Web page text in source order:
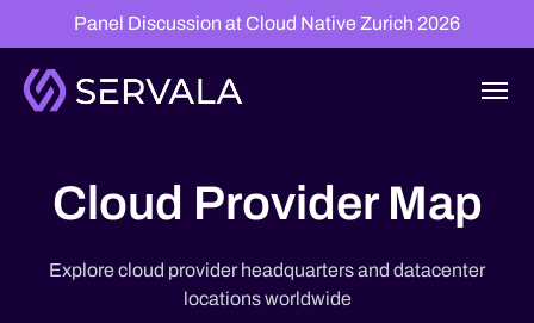
Panel Discussion at Cloud Native Zurich 2026
Cloud Provider Map
Explore cloud provider headquarters and datacenter
locations worldwide